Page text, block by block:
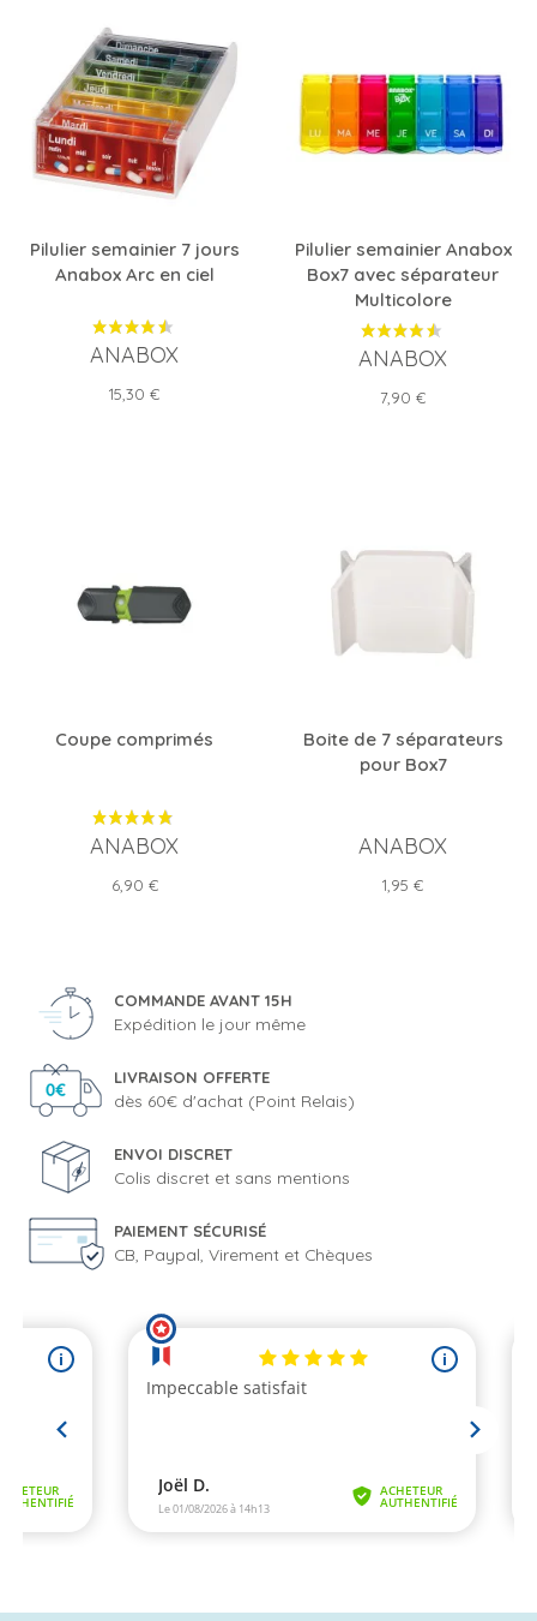
Pilulier semainier 7 jours
Anabox Arc en ciel
ANABOX
Prix
15,30 €
Pilulier semainier Anabox
Box7 avec séparateur
Multicolore
ANABOX
Prix
7,90 €
Coupe comprimés
ANABOX
Prix
6,90 €
Boite de 7 séparateurs
pour Box7
ANABOX
Prix
1,95 €
COMMANDE AVANT 15H
Expédition le jour même
LIVRAISON OFFERTE
dès 60€ d'achat (Point Relais)
ENVOI DISCRET
Colis discret et sans mentions
PAIEMENT SÉCURISÉ
CB, Paypal, Virement et Chèques